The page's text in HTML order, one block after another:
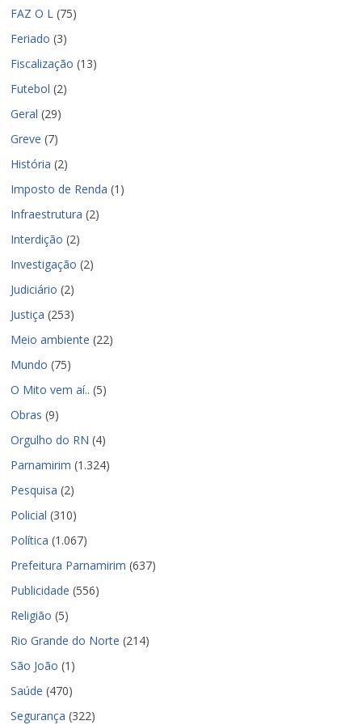
FAZ O L (75)
Feriado (3)
Fiscalização (13)
Futebol (2)
Geral (29)
Greve (7)
História (2)
Imposto de Renda (1)
Infraestrutura (2)
Interdição (2)
Investigação (2)
Judiciário (2)
Justiça (253)
Meio ambiente (22)
Mundo (75)
O Mito vem aí.. (5)
Obras (9)
Orgulho do RN (4)
Parnamirim (1.324)
Pesquisa (2)
Policial (310)
Política (1.067)
Prefeitura Parnamirim (637)
Publicidade (556)
Religião (5)
Rio Grande do Norte (214)
São João (1)
Saúde (470)
Segurança (322)